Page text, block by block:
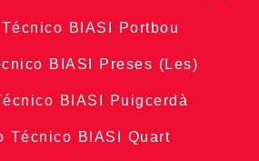
BIASI Portbou
BIASI Preses (Les)
BIASI Puigcerdà
Técnico BIASI Quart